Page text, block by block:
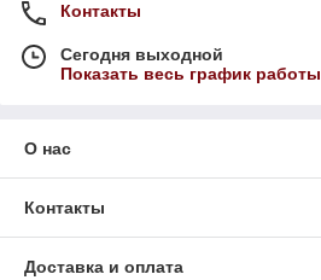
Контакты
Сегодня выходной
Показать весь график работы
О нас
Контакты
Доставка и оплата